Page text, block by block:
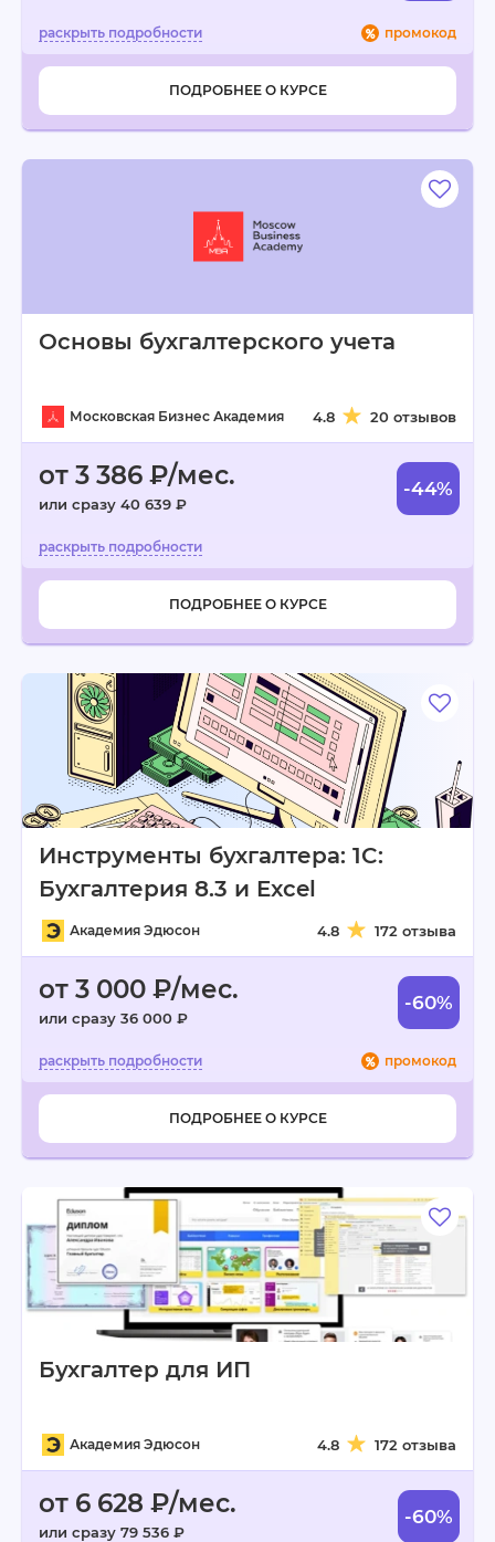
промокод
ПОДРОБНЕЕ О КУРСЕ
Основы бухгалтерского учета
Московская Бизнес Академия 4.8 20 отзывов
от 3 386 ₽/мес.
или сразу 40 639 ₽
-44%
ПОДРОБНЕЕ О КУРСЕ
Инструменты бухгалтера: 1C:
Бухгалтерия 8.3 и Excel
Академия Эдюсон 4.8 172 отзыва
от 3 000 ₽/мес.
или сразу 36 000 ₽
-60%
промокод
ПОДРОБНЕЕ О КУРСЕ
Бухгалтер для ИП
Академия Эдюсон 4.8 172 отзыва
от 6 628 ₽/мес.
или сразу 79 536 ₽
-60%